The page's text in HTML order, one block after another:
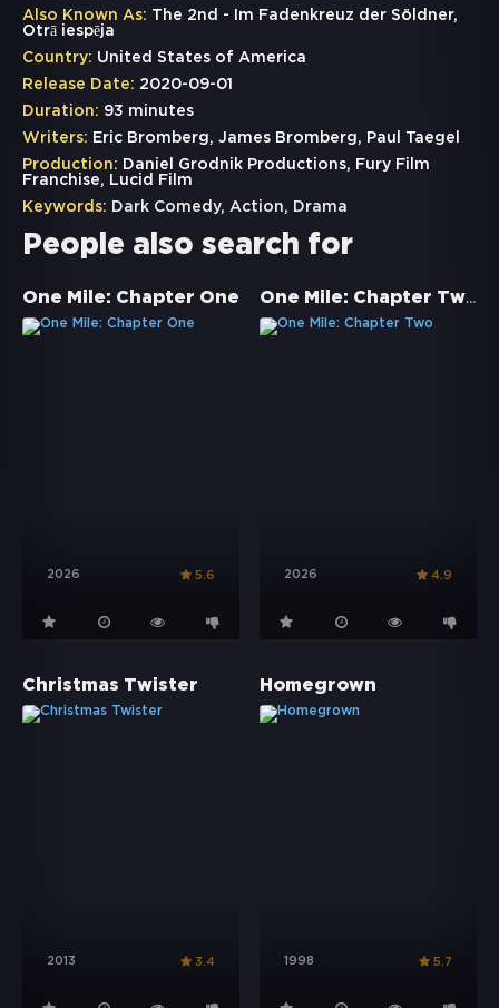
Also Known As: The 2nd - Im Fadenkreuz der Söldner,
Otrā iespēja
Country: United States of America
Release Date: 2020-09-01
Duration: 93 minutes
Writers: Eric Bromberg, James Bromberg, Paul Taegel
Production: Daniel Grodnik Productions, Fury Film
Franchise, Lucid Film
Keywords: Dark Comedy, Action, Drama
People also search for
One Mile: Chapter One
2026 5.6
One Mile: Chapter Two
2026 4.9
Christmas Twister
2013 3.4
Homegrown
1998 5.7